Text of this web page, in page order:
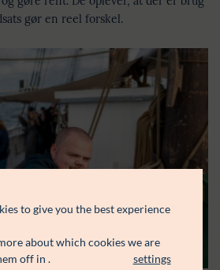
gør en reel forskel.
to give you the best experience
about which cookies we are
off in
settings
.